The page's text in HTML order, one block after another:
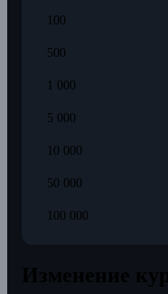
100
500
1 000
5 000
10 000
50 000
100 000